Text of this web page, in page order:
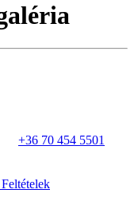
+36 70 454 5501